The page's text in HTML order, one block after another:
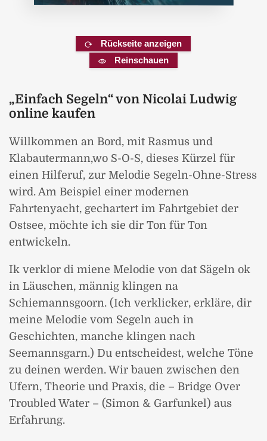
Rückseite anzeigen
Reinschauen
„Einfach Segeln“ von Nicolai Ludwig
online kaufen
Willkommen an Bord, mit Rasmus und
Klabautermann,wo S-O-S, dieses Kürzel für
einen Hilferuf, zur Melodie Segeln-Ohne-Stress
wird. Am Beispiel einer modernen
Fahrtenyacht, gechartert im Fahrtgebiet der
Ostsee, möchte ich sie dir Ton für Ton
entwickeln.
Ik verklor di miene Melodie von dat Sägeln ok
in Läuschen, männig klingen na
Schiemannsgoorn. (Ich verklicker, erkläre, dir
meine Melodie vom Segeln auch in
Geschichten, manche klingen nach
Seemannsgarn.) Du entscheidest, welche Töne
zu deinen werden. Wir bauen zwischen den
Ufern, Theorie und Praxis, die – Bridge Over
Troubled Water – (Simon & Garfunkel) aus
Erfahrung.